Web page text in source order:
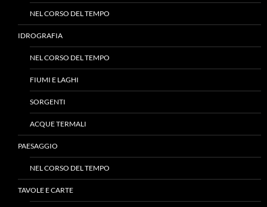
NEL CORSO DEL TEMPO
IDROGRAFIA
NEL CORSO DEL TEMPO
FIUMI E LAGHI
SORGENTI
ACQUE TERMALI
PAESAGGIO
NEL CORSO DEL TEMPO
TAVOLE E CARTE